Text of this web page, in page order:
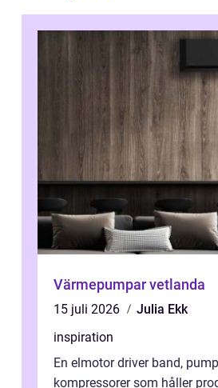
Värmepumpar vetlanda
15 juli 2026
Julia Ekk
inspiration
En elmotor driver band,
kompressorer som håller